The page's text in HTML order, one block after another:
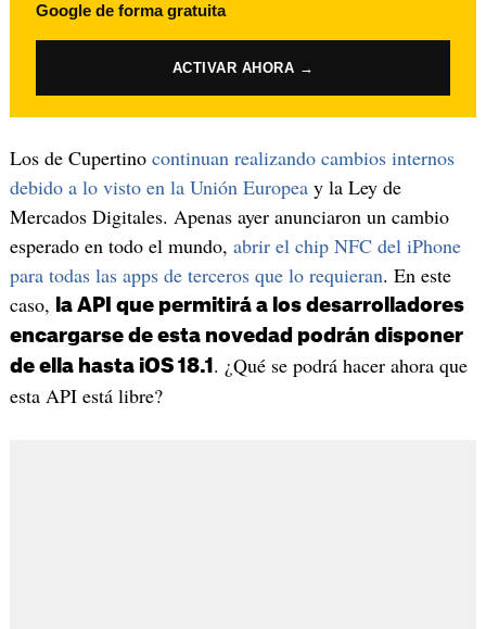
Google de forma gratuita
ACTIVAR AHORA →
Los de Cupertino continuan realizando cambios internos
debido a lo visto en la Unión Europeay la Ley de
Mercados Digitales. Apenas ayer anunciaron un cambio
esperado en todo el mundo, abrir el chip NFC del iPhone
para todas las apps de terceros que lo requieran. En este
caso,
la API que permitirá a los desarrolladores
encargarse de esta novedad podrán disponer
de ella hasta iOS 18.1 . ¿Qué se podrá hacer ahora que
esta API está libre?